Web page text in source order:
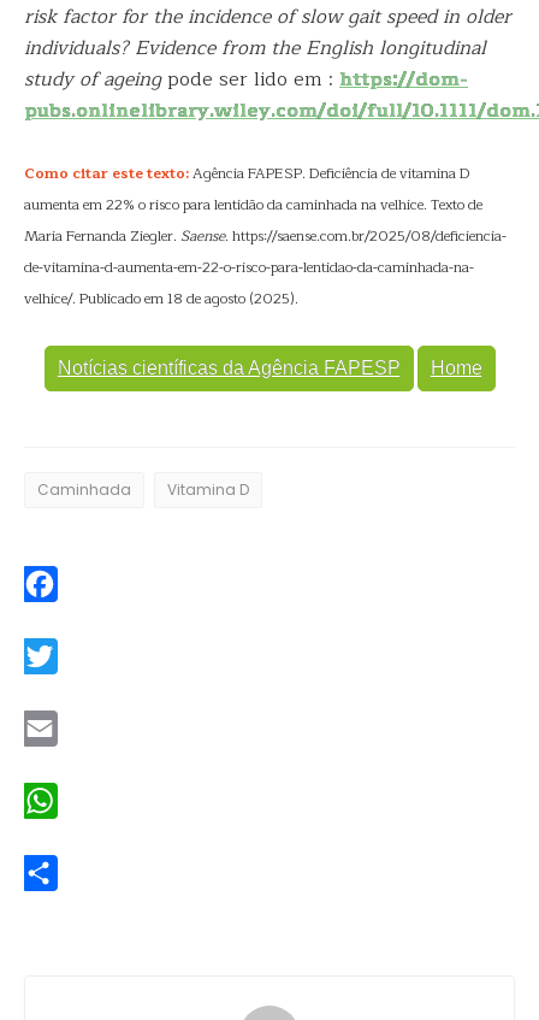
risk factor for the incidence of slow gait speed in older
individuals? Evidence from the English longitudinal
study of ageingpode ser lido em : https://dom-
pubs.onlinelibrary.wiley.com/doi/full/10.1111/
Como citar este texto:Agência FAPESP. Deficiência de vitamina D
aumenta em 22% o risco para lentidão da caminhada na velhice. Texto de
Maria Fernanda Ziegler. Saense. https://saense.com.br/2025/08/deficiencia-
de-vitamina-d-aumenta-em-22-o-risco-para-lentidao-da-caminhada-na-
velhice/. Publicado em 18 de agosto (2025).
Notícias científicas da Agência FAPESP Home
Caminhada Vitamina D